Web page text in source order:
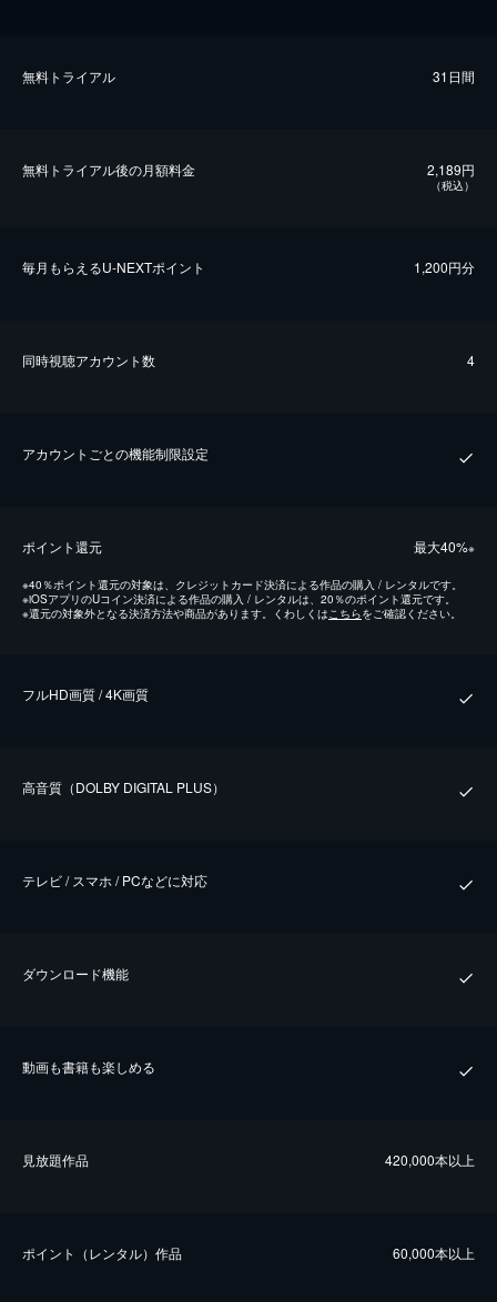
無料トライアル 31日間
無料トライアル後の⽉額料金 2,189円
（税込）
毎⽉もらえるU-NEXTポイント 1,200円分
同時視聴アカウント数 4
アカウントごとの機能制限設定
ポイント還元 最⼤40%※
※40％ポイント還元の対象は、クレジットカード決済による作品の購入 / レンタルです。
※iOSアプリのUコイン決済による作品の購入 / レンタルは、20％のポイント還元です。
※還元の対象外となる決済方法や商品があります。くわしくはこちらをご確認ください。
フルHD画質 / 4K画質
⾼⾳質（DOLBY DIGITAL PLUS）
テレビ / スマホ / PCなどに対応
ダウンロード機能
動画も書籍も楽しめる
⾒放題作品 420,000本以上
ポイント（レンタル）作品 60,000本以上